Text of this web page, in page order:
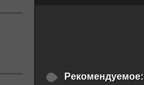
Рекомендуемое: